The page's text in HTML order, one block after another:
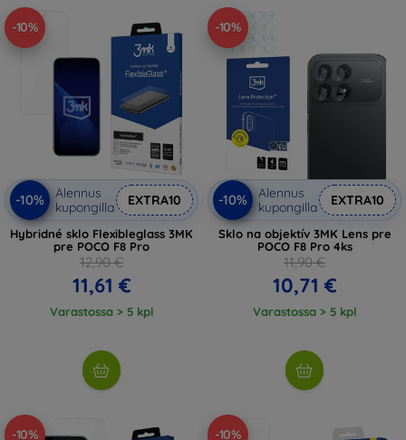
-10%
-10%
Alennus
kupongilla
EXTRA10
Hybridné sklo Flexibleglass 3MK
pre POCO F8 Pro
12,90 €
11,61 €
Varastossa > 5 kpl
-10%
-10%
Alennus
kupongilla
EXTRA10
Sklo na objektív 3MK Lens pre
POCO F8 Pro 4ks
11,90 €
10,71 €
Varastossa > 5 kpl
-10% -10%